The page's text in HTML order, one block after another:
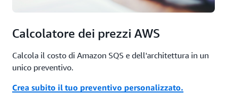
Calcolatore dei prezzi AWS
Calcola il costo di Amazon SQS e dell'architettura in un
unico preventivo.
Crea subito il tuo preventivo personalizzato.